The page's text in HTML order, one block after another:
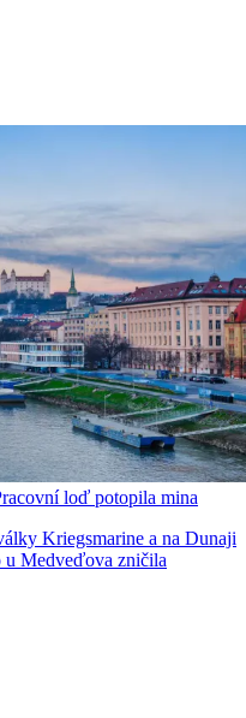
loď potopila mina
Kriegsmarine a na Dunaji
Medveďova zničila